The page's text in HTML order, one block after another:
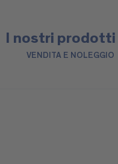
I nostri prodotti
VENDITA E NOLEGGIO